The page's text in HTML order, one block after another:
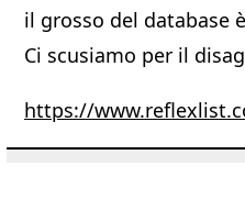
il grosso del database
Ci scusiamo per il
https://